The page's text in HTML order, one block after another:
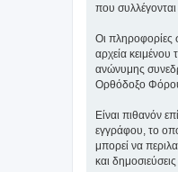
που
Οι πληροφορίες
αρχεία
ανώνυμης
Ορθόδοξο
Είναι πιθανόν
εγγράφου, το
μπορεί να
και